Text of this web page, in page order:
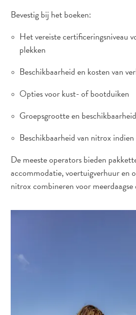
Bevestig bij het boeken:
Het vereiste certificeringsniveau
plekken
Beschikbaarheid en kosten van
Opties voor kust- of bootduiken
Groepsgrootte en
Beschikbaarheid van nitrox
De meeste operators bieden
accommodatie, voertuigverhuur en
nitrox combineren voor meerdaagse